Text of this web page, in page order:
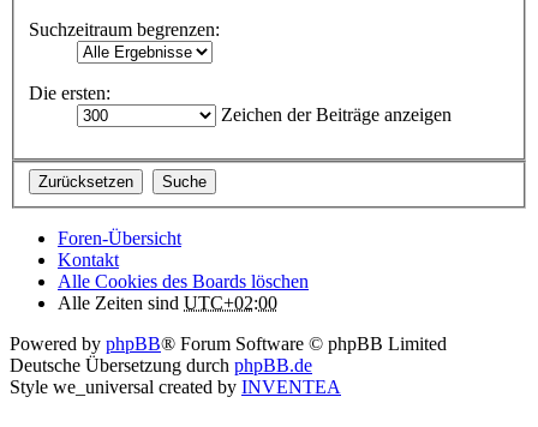
Suchzeitraum begrenzen:
Die ersten:
Zeichen der Beiträge anzeigen
Foren-Übersicht
Kontakt
Alle Cookies des Boards löschen
Alle Zeiten sind UTC+02:00
Powered by phpBB® Forum Software © phpBB Limited
Deutsche Übersetzung durch phpBB.de
Style we_universal created by INVENTEA